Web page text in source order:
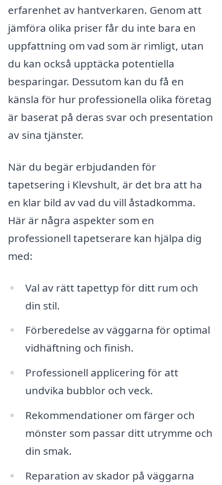
erfarenhet av hantverkaren. Genom att
jämföra olika priser får du inte bara en
uppfattning om vad som är rimligt, utan
du kan också upptäcka potentiella
besparingar. Dessutom kan du få en
känsla för hur professionella olika företag
är baserat på deras svar och presentation
av sina tjänster.
När du begär erbjudanden för
tapetsering i Klevshult, är det bra att ha
en klar bild av vad du vill åstadkomma.
Här är några aspekter som en
professionell tapetserare kan hjälpa dig
med:
Val av rätt tapettyp för ditt rum och
din stil.
Förberedelse av väggarna för optimal
vidhäftning och finish.
Professionell applicering för att
undvika bubblor och veck.
Rekommendationer om färger och
mönster som passar ditt utrymme och
din smak.
Reparation av skador på väggarna